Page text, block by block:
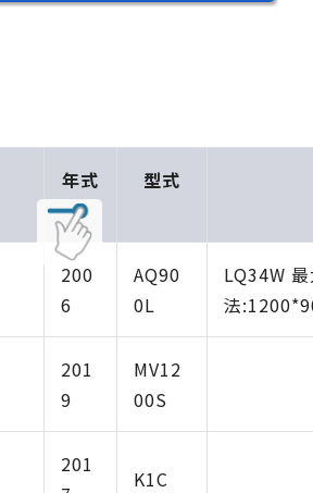
年式 型式
200
6
AQ90
0L
LQ34W
法
201
9
MV12
00S
201
K1C